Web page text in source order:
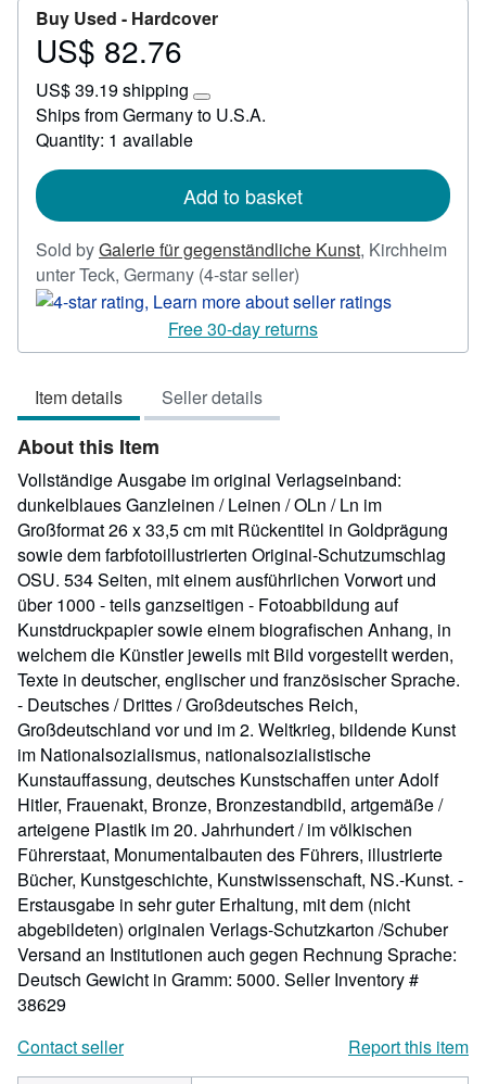
Buy Used - Hardcover
Price
82.76
US$ 82.76
US$ 39.19 shipping
Learn
more
rates
Ships from Germany to U.S.A.
Quantity: 1 available
Add to basket
Sold byGalerie für gegenständliche Kunst, Kirchheim
unter Teck, Germany (4-star seller)
rating
4
out
Free 30-day returns
Item details Seller details
About this Item
Vollständige Ausgabe im original Verlagseinband:
dunkelblaues Ganzleinen / Leinen / OLn / Ln im
Großformat 26 x 33,5 cm mit Rückentitel in Goldprägung
sowie dem farbfotoillustrierten Original-Schutzumschlag
OSU. 534 Seiten, mit einem ausführlichen Vorwort und
über 1000 - teils ganzseitigen - Fotoabbildung auf
Kunstdruckpapier sowie einem biografischen Anhang, in
welchem die Künstler jeweils mit Bild vorgestellt werden,
Texte in deutscher, englischer und französischer Sprache.
- Deutsches / Drittes / Großdeutsches Reich,
Großdeutschland vor und im 2. Weltkrieg, bildende Kunst
im Nationalsozialismus, nationalsozialistische
Kunstauffassung, deutsches Kunstschaffen unter Adolf
Hitler, Frauenakt, Bronze, Bronzestandbild, artgemäße /
arteigene Plastik im 20. Jahrhundert / im völkischen
Führerstaat, Monumentalbauten des Führers, illustrierte
Bücher, Kunstgeschichte, Kunstwissenschaft, NS.-Kunst. -
Erstausgabe in sehr guter Erhaltung, mit dem (nicht
abgebildeten) originalen Verlags-Schutzkarton /Schuber
Versand an Institutionen auch gegen Rechnung Sprache:
Deutsch Gewicht in Gramm: 5000. Seller Inventory #
38629
Contact seller
Report this item